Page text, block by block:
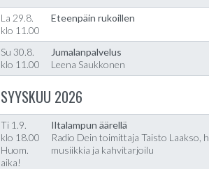
La 29.8.
klo 11.00
Eteenpäin rukoillen
Su 30.8.
klo 11.00
Jumalanpalvelus
Leena Saukkonen
SYYSKUU 2026
Ti 1.9.
klo 18.00
Huom.
aika!
Iltalampun äärellä
Radio Dein toimittaja Taisto Laakso,
musiikkia ja kahvitarjoilu